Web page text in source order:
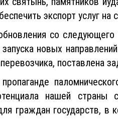
источником в
святынь, памятников
экспорт услуг
со
новых
поставлена
нашей